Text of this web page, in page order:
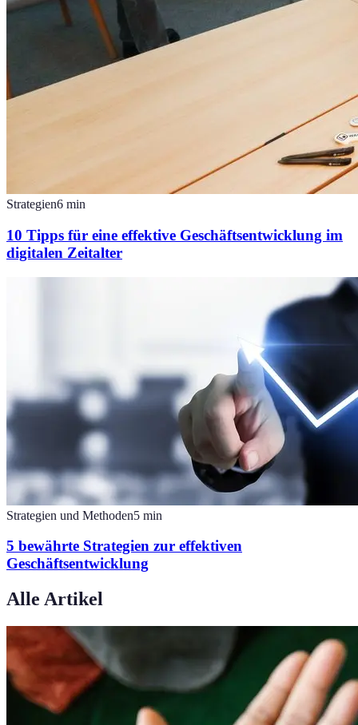
Strategien6 min
10 Tipps für eine effektive Geschäftsentwicklung im
digitalen Zeitalter
Strategien und Methoden5 min
5 bewährte Strategien zur effektiven
Geschäftsentwicklung
Alle Artikel